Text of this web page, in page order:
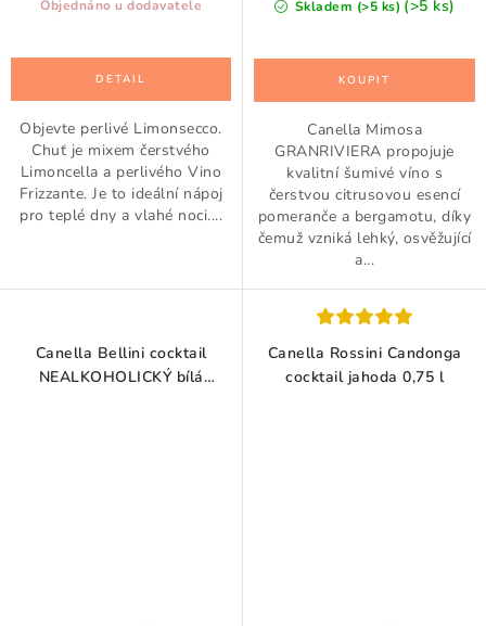
Objednáno u dodavatele
Objevte perlivé Limonsecco.
Chuť je mixem čerstvého
Limoncella a perlivého Vino
Frizzante. Je to ideální nápoj
pro teplé dny a vlahé noci....
Skladem (>5 ks) (>5 ks)
Canella Mimosa
GRANRIVIERA propojuje
kvalitní šumivé víno s
čerstvou citrusovou esencí
pomeranče a bergamotu, díky
čemuž vzniká lehký, osvěžující
a...
Canella Bellini cocktail
NEALKOHOLICKÝ bílá
Canella Rossini Candonga
cocktail jahoda 0,75 l